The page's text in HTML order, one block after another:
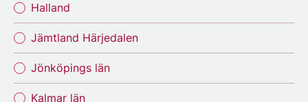
Halland
Jämtland Härjedalen
Jönköpings län
Kalmar län